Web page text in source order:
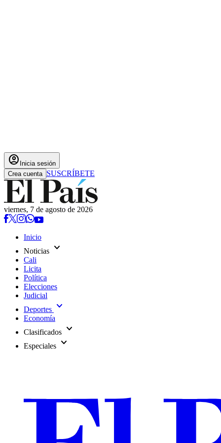
account_circle Inicia sesión
Crea cuenta SUSCRÍBETE
viernes, 7 de agosto de 2026
Inicio
Noticias expand_more
Cali
Licita
Política
Elecciones
Judicial
Deportes expand_more
Economía
Clasificados expand_more
Especiales expand_more